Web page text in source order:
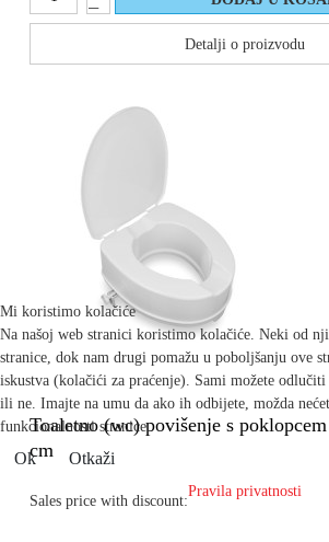
Detalji o proizvodu
Toaletno (wc) povišenje s
cm
Sales price with discount:
Mi koristimo kolačiće
Na našoj web stranici koristimo kolačiće. Neki od
stranice, dok nam drugi pomažu u poboljšanju ove
iskustva (kolačići za praćenje). Sami možete
ili ne. Imajte na umu da ako ih odbijete, možda
funkcionalnosti stranice.
Ok Otkaži
Pravila privatnosti